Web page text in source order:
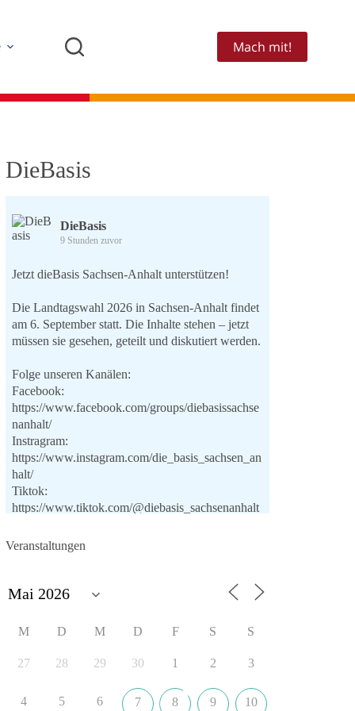
Mach mit!
DieBasis
DieBasis
9 Stunden zuvor
Jetzt dieBasis Sachsen-Anhalt unterstützen!
Die Landtagswahl 2026 in Sachsen-Anhalt findet
am 6. September statt. Die Inhalte stehen – jetzt
müssen sie gesehen, geteilt und diskutiert werden.
Folge unseren Kanälen:
Facebook:
https://www.facebook.com/groups/diebasissachse
nanhalt/
Instragram:
https://www.instagram.com/die_basis_sachsen_an
halt/
Tiktok:
https://www.tiktok.com/@diebasis_sachsenanhalt
Youtube:
🟩🟩🟦🟦🟥🟥🟧🟧
Like, teile und kommentiere unsere Beiträge,
wir stehen und warum es sich lohnt, dieBasis zu
https://diebasis-st.de/wahlprogramm/
Veranstaltungen
M D M D F S S
27 28 29 30 1 2 3
4 5 6 7 8 9 10